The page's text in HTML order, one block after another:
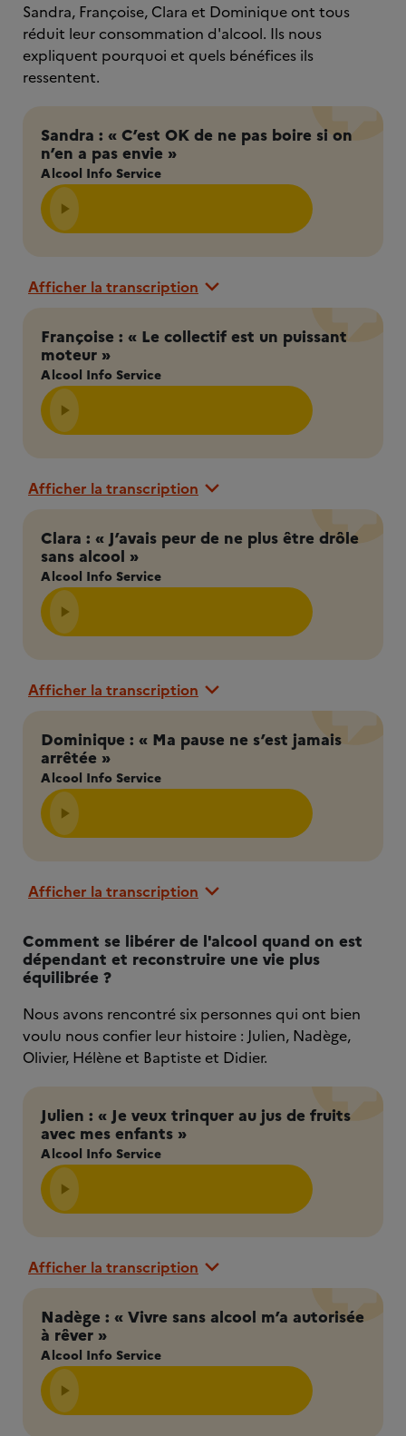
Sandra, Françoise, Clara et Dominique ont tous
réduit leur consommation d'alcool. Ils nous
expliquent pourquoi et quels bénéfices ils
ressentent.
Sandra : « C’est OK de ne pas boire si on
n’en a pas envie »
Alcool Info Service
Afficher la transcription
Françoise : « Le collectif est un puissant
moteur »
Alcool Info Service
Afficher la transcription
Clara : « J’avais peur de ne plus être drôle
sans alcool »
Alcool Info Service
Afficher la transcription
Dominique : « Ma pause ne s’est jamais
arrêtée »
Alcool Info Service
Afficher la transcription
Comment se libérer de l'alcool quand on est
dépendant et reconstruire une vie plus
équilibrée ?
Nous avons rencontré six personnes qui ont bien
voulu nous confier leur histoire : Julien, Nadège,
Olivier, Hélène et Baptiste et Didier.
Julien : « Je veux trinquer au jus de fruits
avec mes enfants »
Alcool Info Service
Afficher la transcription
Nadège : « Vivre sans alcool m’a autorisée
à rêver »
Alcool Info Service